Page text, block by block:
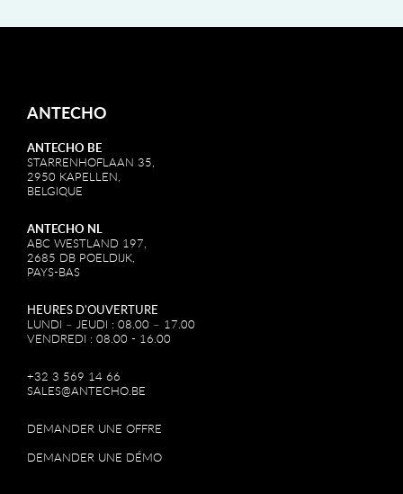
ANTECHO
ANTECHO BE
STARRENHOFLAAN 35,
2950 KAPELLEN,
BELGIQUE
ANTECHO NL
ABC WESTLAND 197,
2685 DB POELDIJK,
PAYS-BAS
HEURES D'OUVERTURE
LUNDI – JEUDI : 08.00 – 17.00
VENDREDI : 08.00 - 16.00
+32 3 569 14 66
SALES@ANTECHO.BE
DEMANDER UNE OFFRE
DEMANDER UNE DÉMO